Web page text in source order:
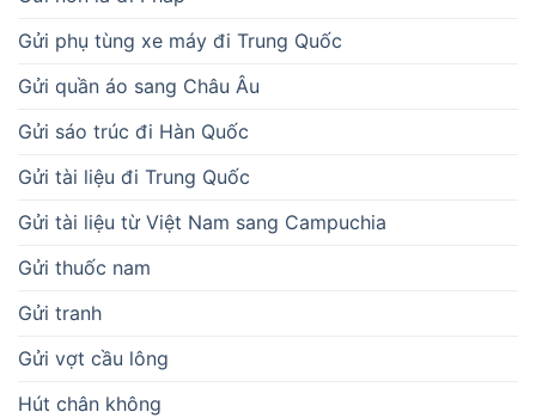
Gửi phụ tùng xe máy đi Trung Quốc
Gửi quần áo sang Châu Âu
Gửi sáo trúc đi Hàn Quốc
Gửi tài liệu đi Trung Quốc
Gửi tài liệu từ Việt Nam sang Campuchia
Gửi thuốc nam
Gửi tranh
Gửi vợt cầu lông
Hút chân không